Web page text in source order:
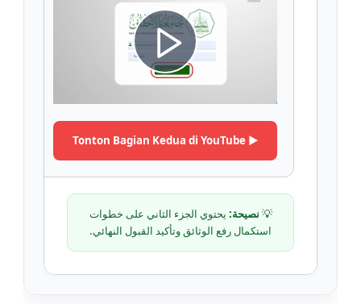
V
i
d
e
o
P
l
a
y
▶️ Tonton Bagian Kedua di YouTube
💡 نصيحة: يحتوي الجزء الثاني على خطوات
استكمال رفع الوثائق وتأكيد القبول النهائي.